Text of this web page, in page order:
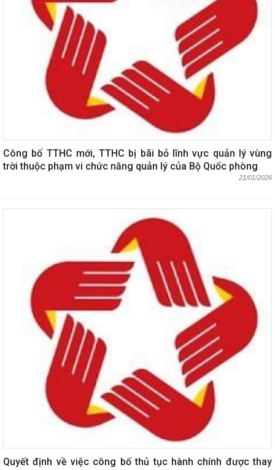
Công bố TTHC mới, TTHC bị bãi bỏ lĩnh vực quản lý vùng
trời thuộc phạm vi chức năng quản lý của Bộ Quốc phòng
21/01/2026
Quyết định về việc công bố thủ tục hành chính được thay